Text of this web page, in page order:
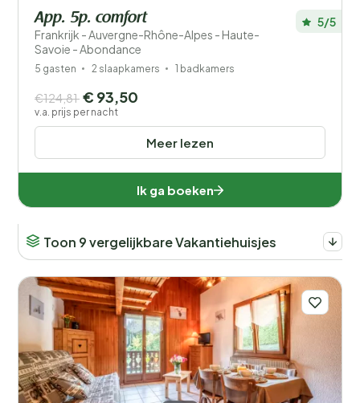
Je vakantie
Kies reisdata en je gezelschap
Wanneer?
Aantal gasten?
Afstand
Prijs
Ligging
Kinderen
App. 5p. comfort
Frankrijk - Auvergne-Rhône-Alpes - Haute-
Savoie - Abondance
5/5
5 gasten 2 slaapkamers 1 badkamers
Meer lezen
€124,81 € 93,50
v.a. prijs per nacht
Ik ga boeken
Toon 9 vergelijkbare Vakantiehuisjes